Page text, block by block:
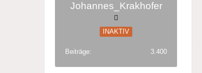
Johannes_Krakhofer
INAKTIV
Beiträge 3.400